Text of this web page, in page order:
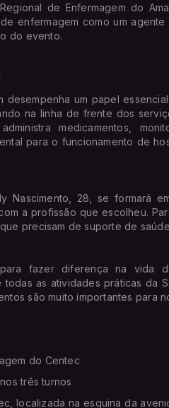
de Enfermagem do
enfermagem como um
do evento.
desempenha um papel
na linha de frente dos
medicamentos,
para o funcionamento de
Nascimento, 28, se formará
a profissão que escolheu.
precisam de suporte de
para fazer diferença na vida
as atividades práticas da
são muito importantes para
do Centec
três turnos
localizada na esquina da